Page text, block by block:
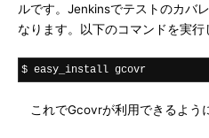
ルです。Jenkinsでテストのカバ
なります。以下のコマンドを実行
$ easy_install gcovr
これでGcovrが利用できるよう